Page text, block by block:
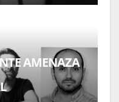
AMENAZA